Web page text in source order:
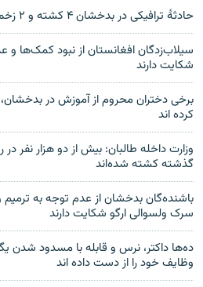
حادثۀ ترافیکی در بدخشان ۴ کشته و ۲ زخمی برجای گذاشت
سیلاب‌زدگان افغانستان از نبود کمک‌ها
شکایت دارند
برخی دختران محروم از آموزش در بدخشان،
کرده اند
وزارت داخله طالبان: بیش از دو هزار نفر
گذشته کشته شده‌اند
باشنده‌گان بدخشان از عدم توجه به
سرک ولسوالی ارگو شکایت دارند
ده‌ها داکتر، نرس و قابله با مسدود شدن
وظایف خود را از دست داده اند